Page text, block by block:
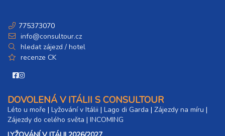
775373070
info@consultour.cz
hledat zájezd / hotel
recenze CK
DOVOLENÁ V ITÁLII S CONSULTOUR
Léto u moře | Lyžování v Itálii | Lago di Garda | Zájezdy na míru |
Zájezdy do celého světa | INCOMING